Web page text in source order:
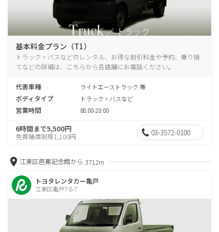
基本料金プラン（T1）
トラック・バスなどのレンタル、お得な割引料金や予約、乗り捨
てなどの詳細は、こちらから各店舗にお電話ください。
代表車種 ライトエーストラック 等
ボディタイプ トラック・バスなど
営業時間 08:00-20:00
6時間まで5,500円
免責補償制度1,100円 03-3572-0100
江東区芭蕉記念館から 3712m
トヨタレンタカー亀戸
江東区亀戸7-8-7